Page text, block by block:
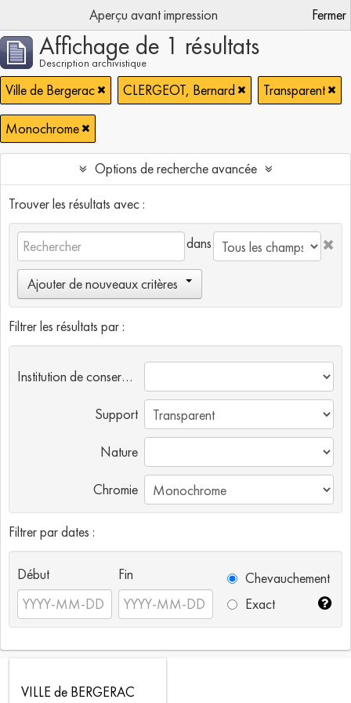
Aperçu avant impression Fermer
Affichage de 1 résultats
Description archivistique
Ville de Bergerac CLERGEOT, Bernard Transparent
Monochrome
Options de recherche avancée
Trouver les résultats avec :
dans
Ajouter de nouveaux critères
Filtrer les résultats par :
Institution de conservation
Support
Nature
Chromie
Filtrer par dates :
Début Fin
Chevauchement
Exact
VILLE de BERGERAC